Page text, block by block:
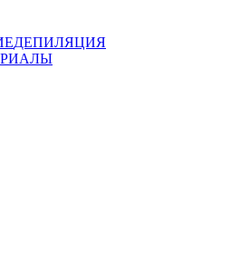
ДЕПИЛЯЦИЯ